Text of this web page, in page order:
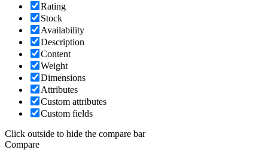
Rating
Stock
Availability
Description
Content
Weight
Dimensions
Attributes
Custom attributes
Custom fields
Click outside to hide the compare bar
Compare